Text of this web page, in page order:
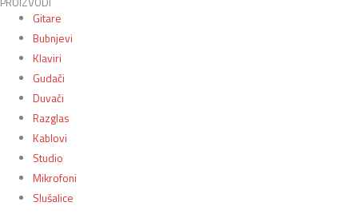
Gitare
Bubnjevi
Klaviri
Gudači
Duvači
Razglas
Kablovi
Studio
Mikrofoni
Slušalice